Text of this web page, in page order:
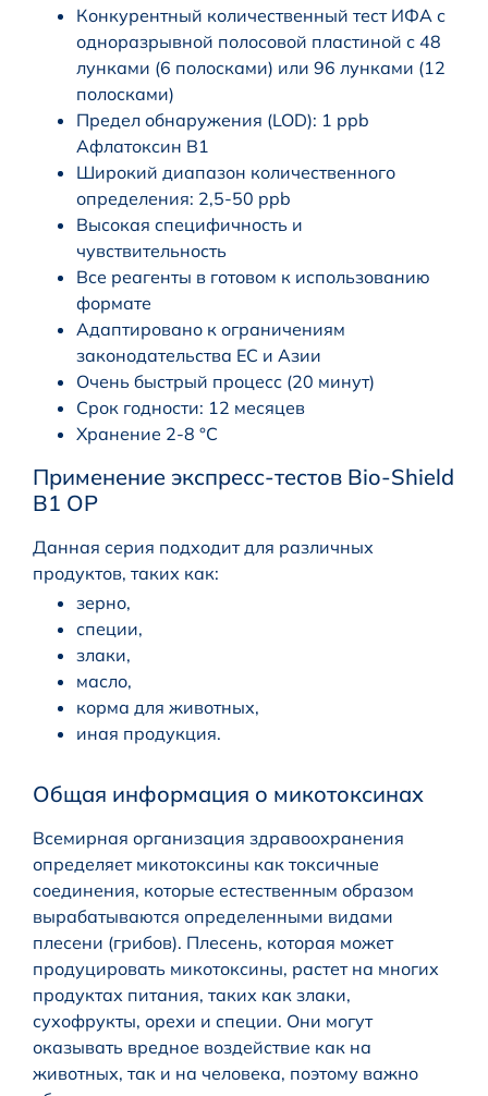
Конкурентный количественный тест ИФА с
одноразрывной полосовой пластиной с 48
лунками (6 полосками) или 96 лунками (12
полосками)
Предел обнаружения (LOD): 1 ppb
Афлатоксин B1
Широкий диапазон количественного
определения: 2,5-50 ppb
Высокая специфичность и
чувствительность
Все реагенты в готовом к использованию
формате
Адаптировано к ограничениям
законодательства ЕС и Азии
Очень быстрый процесс (20 минут)
Срок годности: 12 месяцев
Хранение 2-8 °C
Применение экспресс-тестов Bio-Shield
B1 OP
Данная серия подходит для различных
продуктов, таких как:
зерно,
специи,
злаки,
масло,
корма для животных,
иная продукция.
Общая информация о микотоксинах
Всемирная организация здравоохранения
определяет микотоксины как токсичные
соединения, которые естественным образом
вырабатываются определенными видами
плесени (грибов). Плесень, которая может
продуцировать микотоксины, растет на многих
продуктах питания, таких как злаки,
сухофрукты, орехи и специи. Они могут
оказывать вредное воздействие как на
животных, так и на человека, поэтому важно